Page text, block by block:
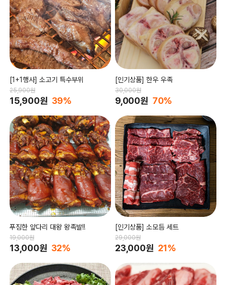
[1+1행사] 소고기 특수부위
25,900원
15,900원 39%
[인기상품] 한우 우족
30,000원
9,000원 70%
푸짐한 앞다리 대왕 왕족발!!
19,000원
13,000원 32%
[인기상품] 소모듬 세트
29,000원
23,000원 21%